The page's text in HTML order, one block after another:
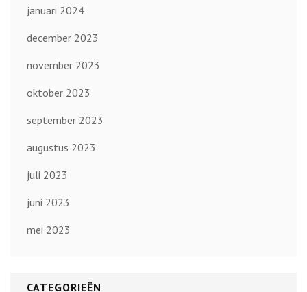
januari 2024
december 2023
november 2023
oktober 2023
september 2023
augustus 2023
juli 2023
juni 2023
mei 2023
CATEGORIEËN